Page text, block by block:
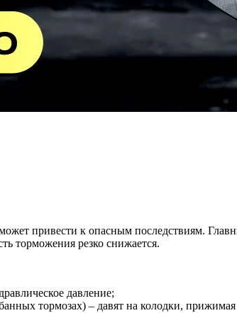
привести к опасным последствиям.
торможения резко снижается.
давление;
тормозах) – давят на колодки,